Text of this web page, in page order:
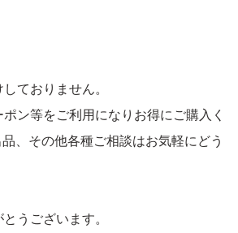
ておりません。
ン等をご利用になりお得にご購入く
、その他各種ご相談はお気軽にどう
うございます。